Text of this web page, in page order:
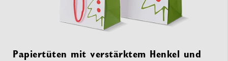
Papiertüten mit verstärktem Henkel und